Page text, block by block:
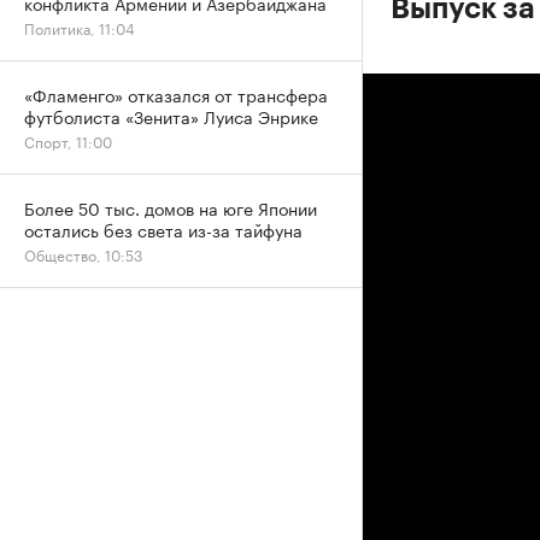
Выпуск
Политика, 11:04
«Фламенго» отказался от трансфера
футболиста «Зенита» Луиса Энрике
Спорт, 11:00
Более 50 тыс. домов на юге Японии
остались без света из-за тайфуна
Общество, 10:53